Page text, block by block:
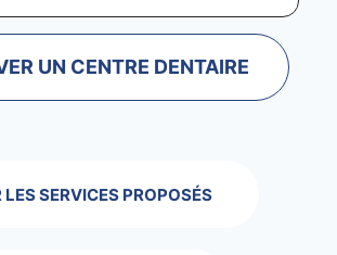
UN CENTRE DENTAIRE
LES SERVICES PROPOSÉS